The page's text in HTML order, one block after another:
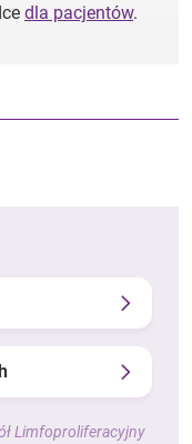
dla pacjentów.
Limfoproliferacyjny